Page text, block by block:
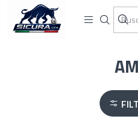
Inicio
MARCAS AMIG